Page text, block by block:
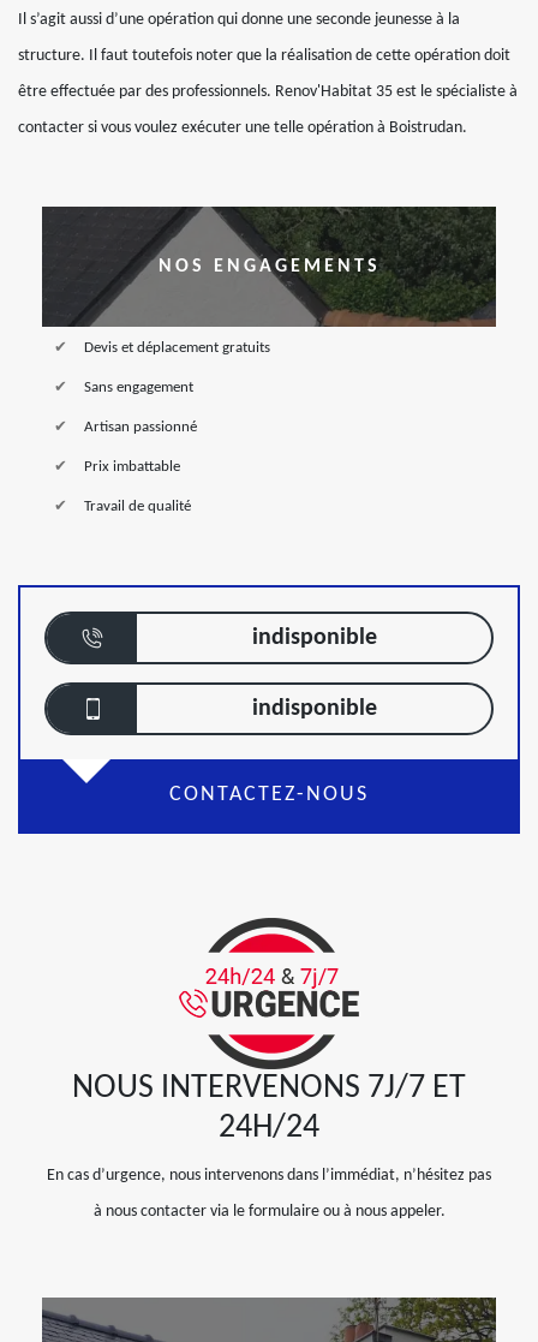
Il s’agit aussi d’une opération qui donne une seconde jeunesse à la
structure. Il faut toutefois noter que la réalisation de cette opération doit
être effectuée par des professionnels. Renov'Habitat 35 est le spécialiste à
contacter si vous voulez exécuter une telle opération à Boistrudan.
NOS ENGAGEMENTS
Devis et déplacement gratuits
Sans engagement
Artisan passionné
Prix imbattable
Travail de qualité
indisponible
indisponible
CONTACTEZ-NOUS
NOUS INTERVENONS 7J/7 ET
24H/24
En cas d’urgence, nous intervenons dans l’immédiat, n’hésitez pas
à nous contacter via le formulaire ou à nous appeler.